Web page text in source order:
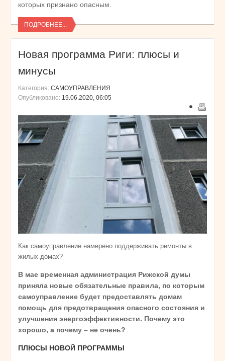
которых признано опасным.
ПОДРОБНЕЕ...
Новая программа Риги: плюсы и
минусы
Категория: САМОУПРАВЛЕНИЯ
Опубликовано: 19.06.2020, 06:05
Как самоуправление намерено поддерживать ремонты в
жилых домах?
В мае временная администрация Рижской думы
приняла новые обязательные правила, по которым
самоуправление будет предоставлять домам
помощь для предотвращения опасного состояния и
улучшения энергоэффективности. Почему это
хорошо, а почему – не очень?
ПЛЮСЫ НОВОЙ ПРОГРАММЫ